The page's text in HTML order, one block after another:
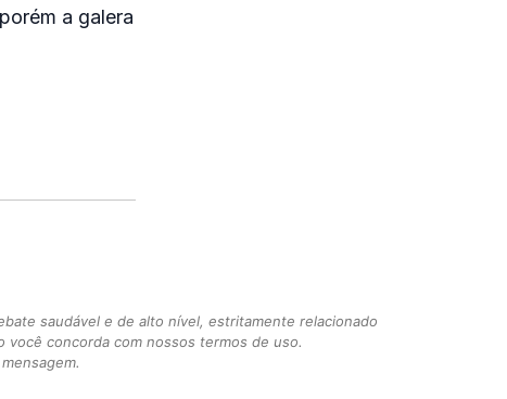
a galera
saudável e de alto nível, estritamente relacionado
você concorda com nossos termos de uso.